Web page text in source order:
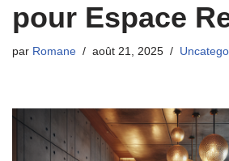
pour Espace
par Romane août 21, 2025